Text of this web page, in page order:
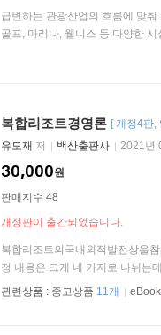
급변하는 관광산업의 흐름에 맞
골프, 마리나, 웰니스 등 다양한
복합리조트경영론 [개정4판
유도재 저 백산출판사 2021년
30,000원
판매지수 48
개정판이 출간되었습니다.
복합리조트의국내외적발전상을
정 내용은 크게 네 가지로 나뉘는
관련상품 : 중고상품 11개 eBook